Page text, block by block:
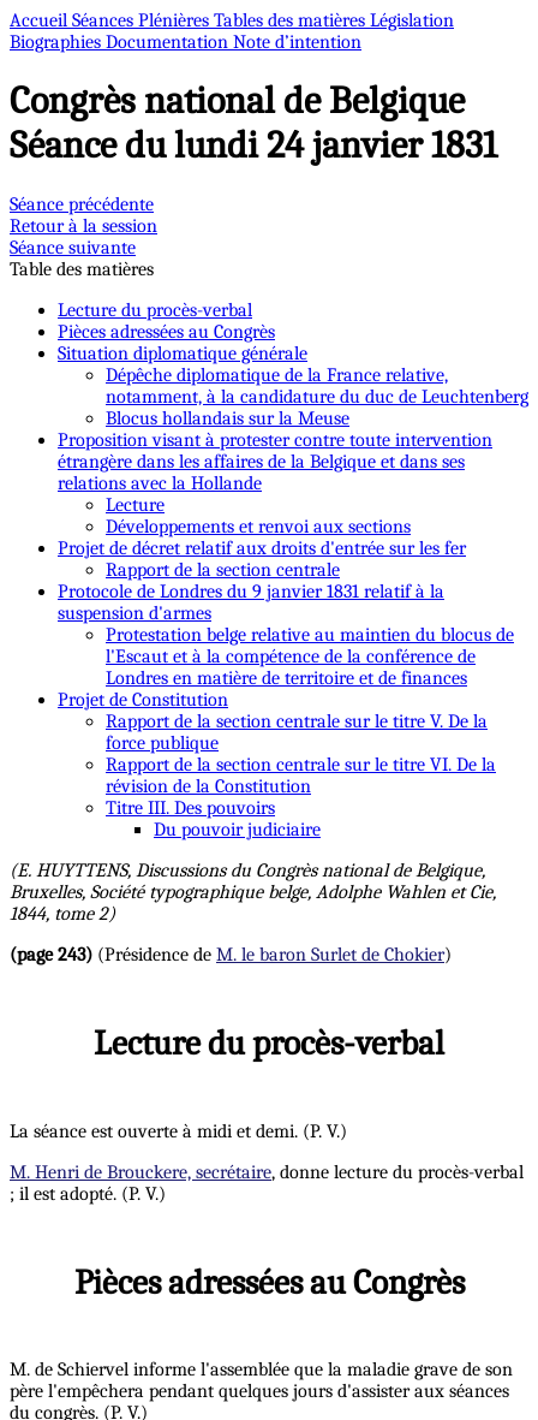
Accueil Séances Plénières Tables des matières Législation
Biographies Documentation Note d’intention
Congrès national de Belgique
Séance du lundi 24 janvier 1831
Séance précédente
Retour à la session
Séance suivante
Table des matières
Lecture du procès-verbal
Pièces adressées au Congrès
Situation diplomatique générale
Dépêche diplomatique de la France relative,
notamment, à la candidature du duc de Leuchtenberg
Blocus hollandais sur la Meuse
Proposition visant à protester contre toute intervention
étrangère dans les affaires de la Belgique et dans ses
relations avec la Hollande
Lecture
Développements et renvoi aux sections
Projet de décret relatif aux droits d'entrée sur les fer
Rapport de la section centrale
Protocole de Londres du 9 janvier 1831 relatif à la
suspension d'armes
Protestation belge relative au maintien du blocus de
l'Escaut et à la compétence de la conférence de
Londres en matière de territoire et de finances
Projet de Constitution
Rapport de la section centrale sur le titre V. De la
force publique
Rapport de la section centrale sur le titre VI. De la
révision de la Constitution
Titre III. Des pouvoirs
Du pouvoir judiciaire
(E. HUYTTENS, Discussions du Congrès national de Belgique,
Bruxelles, Société typographique belge, Adolphe Wahlen et Cie,
1844, tome 2)
(page 243) (Présidence de M. le baron Surlet de Chokier)
Lecture du procès-verbal
La séance est ouverte à midi et demi. (P. V.)
M. Henri de Brouckere, secrétaire, donne lecture du procès-verbal
; il est adopté. (P. V.)
Pièces adressées au Congrès
M. de Schiervel informe l'assemblée que la maladie grave de son
père l'empêchera pendant quelques jours d'assister aux séances
du congrès. (P. V.)